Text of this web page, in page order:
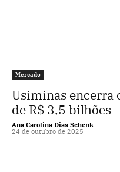
Mercado
Usiminas encerra
de R$ 3,5 bilhões
Ana Carolina Dias Schenk -
24 de outubro de 2025